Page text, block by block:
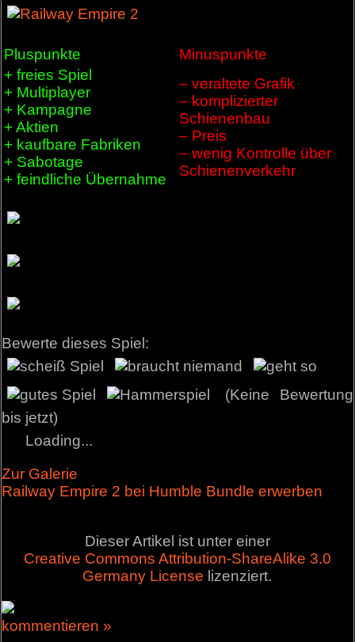
Pluspunkte
Minuspunkte
+ freies Spiel
+ Multiplayer
+ Kampagne
+ Aktien
+ kaufbare Fabriken
+ Sabotage
+ feindliche Übernahme
– veraltete Grafik
– komplizierter
Schienenbau
– Preis
– wenig Kontrolle über
Schienenverkehr
Bewerte dieses Spiel:
(Keine Bewertung
bis jetzt)
Loading...
Zur Galerie
Railway Empire 2 bei Humble Bundle erwerben
Dieser Artikel ist unter einer
Creative Commons Attribution-ShareAlike 3.0
Germany License lizenziert.
kommentieren »